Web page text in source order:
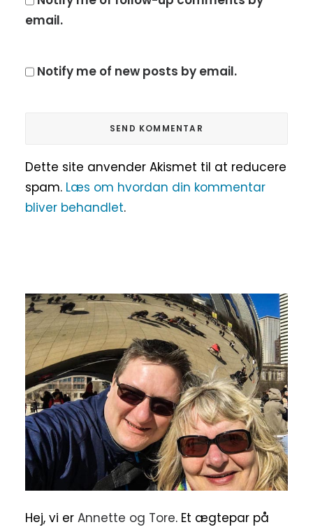
email.
Notify me of new posts by email.
Dette site anvender Akismet til at reducere
spam. Læs om hvordan din kommentar
bliver behandlet.
Hej, vi er Annette og Tore. Et ægtepar på